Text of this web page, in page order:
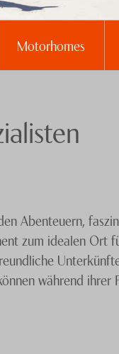
Motorhomes
Abenteuern,
zum idealen Ort
während